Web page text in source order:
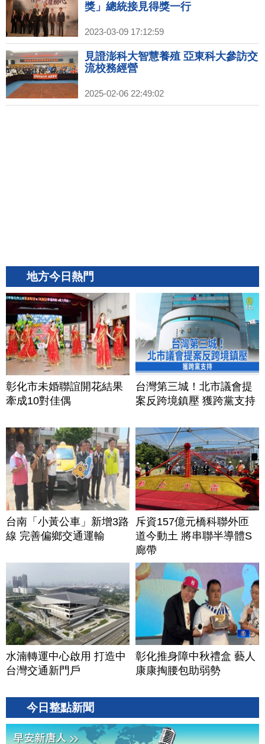
獎」總統接見得獎一行
2023-03-09 17:12:59
見證澎科大智慧養殖 亞東科大參訪交
流校務經營
2025-02-06 22:49:02
地方今日熱門
彰化市未婚聯誼開花結果
牽成10對佳偶
台灣第三城！北市議會提
案反跨境鎮壓 獲跨黨支持
台南「小黃公車」新增3路
線 完善偏鄉交通運輸
斥資157億元橋科聯外匝
道今動土 將串聯半導體S
廊帶
水湳轉運中心啟用 打造中
台灣交通新門戶
彰化推身障中秋禮盒 藝人
康康掏腰包助弱勢
今日整點新聞